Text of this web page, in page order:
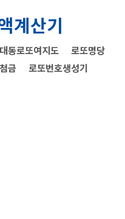
계산기
대동로또여지도
로또명당
금 로또번호생성기